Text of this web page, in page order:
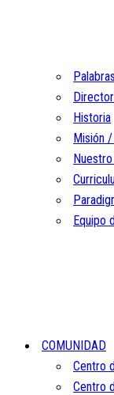
Historia
Misión
Equipo
COMUNIDAD
Centro
Centro